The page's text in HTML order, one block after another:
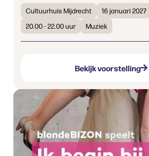
Cultuurhuis Mijdrecht 16 januari 2027
20.00 - 22.00 uur
Muziek
Bekijk voorstelling